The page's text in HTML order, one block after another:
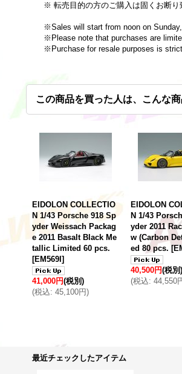
※ 転売目的の方のご購入は固くお断り
※Sales will start from noon on
※Please note that purchases are
※Purchase for resale purposes is
この商品を買った人は、こんな
EIDOLON COLLECTIO
N 1/43 Porsche 918 Sp
yder Weissach Packag
e 2011 Basalt Black Me
tallic Limited 60 pcs.
[EM569I ]
41,000円(税別)
(税込: 45,100円)
EIDOLON
N 1/43
yder 2011
w (Carbon
ed 80 pcs. [
40,500円(税別)
(税込: 44,550
最近チェックしたアイテム